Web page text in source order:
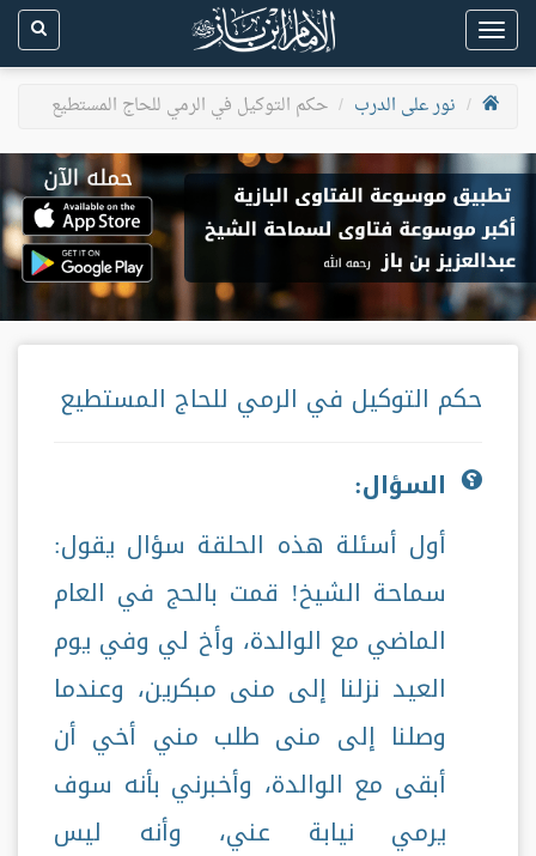
Toggle
navigation
نور على الدرب
حكم التوكيل في الرمي للحاج المستطيع
حكم التوكيل في الرمي للحاج المستطيع
السؤال:
أول أسئلة هذه الحلقة سؤال يقول:
سماحة الشيخ! قمت بالحج في العام
الماضي مع الوالدة، وأخ لي وفي يوم
العيد نزلنا إلى منى مبكرين، وعندما
وصلنا إلى منى طلب مني أخي أن
أبقى مع الوالدة، وأخبرني بأنه سوف
يرمي نيابة عني، وأنه ليس